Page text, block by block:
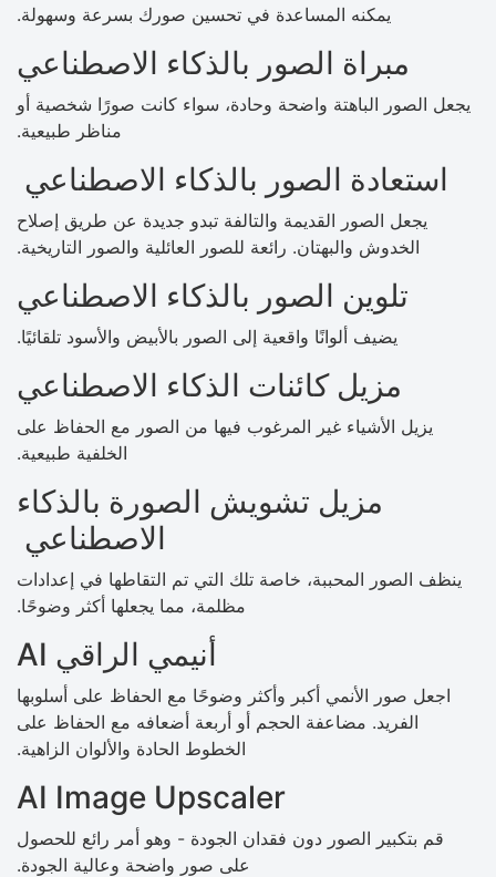
يمكنه المساعدة في تحسين صورك بسرعة وسهولة.
مبراة الصور بالذكاء الاصطناعي
يجعل الصور الباهتة واضحة وحادة، سواء كانت صورًا شخصية أو
مناظر طبيعية.
استعادة الصور بالذكاء الاصطناعي
يجعل الصور القديمة والتالفة تبدو جديدة عن طريق إصلاح
الخدوش والبهتان. رائعة للصور العائلية والصور التاريخية.
تلوين الصور بالذكاء الاصطناعي
يضيف ألوانًا واقعية إلى الصور بالأبيض والأسود تلقائيًا.
مزيل كائنات الذكاء الاصطناعي
يزيل الأشياء غير المرغوب فيها من الصور مع الحفاظ على
الخلفية طبيعية.
مزيل تشويش الصورة بالذكاء
الاصطناعي
ينظف الصور المحببة، خاصة تلك التي تم التقاطها في إعدادات
مظلمة، مما يجعلها أكثر وضوحًا.
AI أنيمي الراقي
اجعل صور الأنمي أكبر وأكثر وضوحًا مع الحفاظ على أسلوبها
الفريد. مضاعفة الحجم أو أربعة أضعافه مع الحفاظ على
الخطوط الحادة والألوان الزاهية.
AI Image Upscaler
قم بتكبير الصور دون فقدان الجودة - وهو أمر رائع للحصول
على صور واضحة وعالية الجودة.